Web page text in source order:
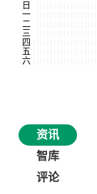
资讯
智库
评论